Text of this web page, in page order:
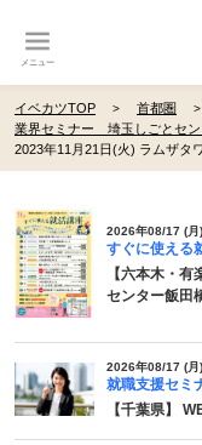
メニュー
イベカツTOP 首都圏
業界セミナー 埼玉しごとセン
2023年11月21日(火) ラムザタ
2026年08/17 (月)
すぐに使える
【六本木・
センター飯田
2026年08/17 (月)
就職支援セ
【千葉県】